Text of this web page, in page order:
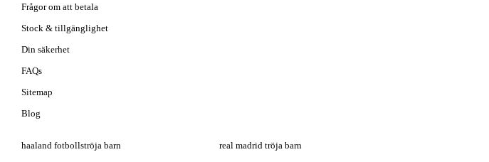
Frågor om att betala
Stock & tillgänglighet
Din säkerhet
FAQs
Sitemap
Blog
haaland fotbollströja barn real madrid tröja barn